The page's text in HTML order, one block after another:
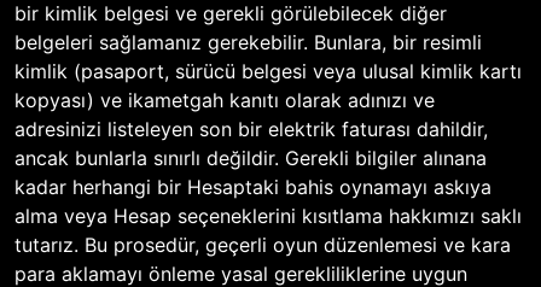
bir kimlik belgesi ve gerekli görülebilecek diğer
belgeleri sağlamanız gerekebilir. Bunlara, bir resimli
kimlik (pasaport, sürücü belgesi veya ulusal kimlik kartı
kopyası) ve ikametgah kanıtı olarak adınızı ve
adresinizi listeleyen son bir elektrik faturası dahildir,
ancak bunlarla sınırlı değildir. Gerekli bilgiler alınana
kadar herhangi bir Hesaptaki bahis oynamayı askıya
alma veya Hesap seçeneklerini kısıtlama hakkımızı saklı
tutarız. Bu prosedür, geçerli oyun düzenlemesi ve kara
para aklamayı önleme yasal gerekliliklerine uygun